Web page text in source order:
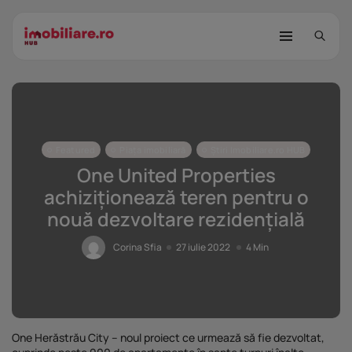
STUDIU Imobiliare.ro: Câtă încredere
mai...
25 noiembrie 2025 8 Min
25 noiembrie 2025 9 Min
One United Properties
achiziționează teren pentru o
nouă dezvoltare rezidențială
Corina Sfia 27 iulie 2022 4 Min
One Herăstrău City – noul proiect ce urmează să fie dezvoltat,